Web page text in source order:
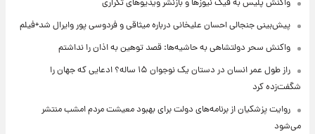
واکنش پلیس به فیک نیوزها و بازنشر ویدیوهای تکراری
پیش‌بینی جنجالی احسان علیخانی درباره میثاقی و فردوسی پور وایرال شد+فیلم
واکنش سحر دولتشاهی به حاشیه‌ها: قصد توهین به اذان را نداشتم
راز طول عمر انسان در دستان یک نوجوان ۱۵ ساله؟ ادعایی که جهان را
شگفت‌زده کرد
روایت پزشکیان از برنامه‌های دولت برای بهبود معیشت مردم امشب منتشر
می‌شود